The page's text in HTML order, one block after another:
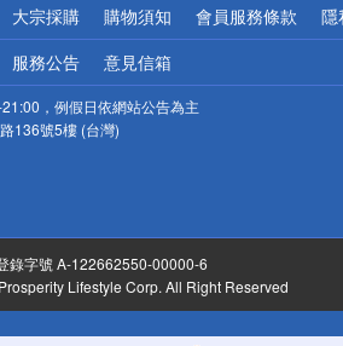
大宗採購 購物須知 會員服務條款 隱
服務公告 意見信箱
，例假日依網站公告為主
136號5樓 (台灣)
錄字號 A-122662550-00000-6
Lifestyle Corp. All Right Reserved